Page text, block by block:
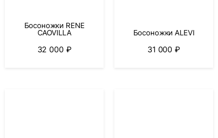
Босоножки RENE
CAOVILLA
32 000 ₽
Босоножки ALEVI
31 000₽